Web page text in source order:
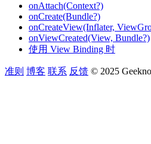
onAttach(Context?)
onCreate(Bundle?)
onCreateView(Inflater,
onViewCreated(View, Bundle?)
使用 View Binding 时
准则 博客 联系 反馈 © 2025